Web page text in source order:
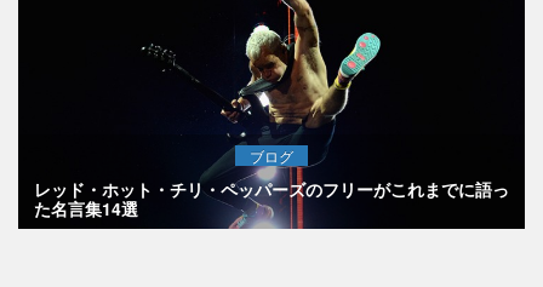
ブログ
レッド・ホット・チリ・ペッパーズのフリーがこれまでに語っ
た名言集14選